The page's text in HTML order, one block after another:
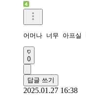
어머나 너무 아프
0
답글 쓰기
2025.01.27 16:38